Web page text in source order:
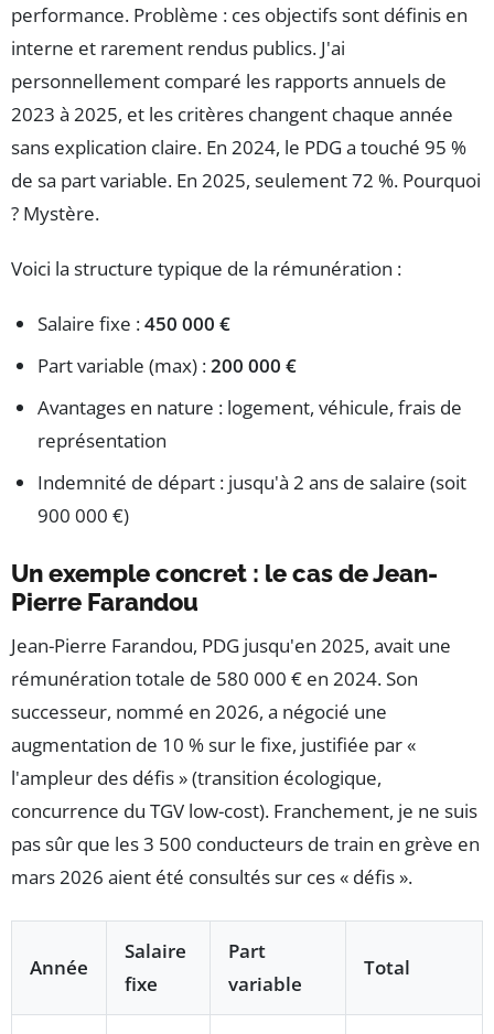
performance. Problème : ces objectifs sont définis en
interne et rarement rendus publics. J'ai
personnellement comparé les rapports annuels de
2023 à 2025, et les critères changent chaque année
sans explication claire. En 2024, le PDG a touché 95 %
de sa part variable. En 2025, seulement 72 %. Pourquoi
? Mystère.
Voici la structure typique de la rémunération :
Salaire fixe :450 000 €
Part variable (max) :200 000 €
Avantages en nature : logement, véhicule, frais de
représentation
Indemnité de départ : jusqu'à 2 ans de salaire (soit
900 000 €)
Un exemple concret : le cas de Jean-
Pierre Farandou
Jean-Pierre Farandou, PDG jusqu'en 2025, avait une
rémunération totale de 580 000 € en 2024. Son
successeur, nommé en 2026, a négocié une
augmentation de 10 % sur le fixe, justifiée par «
l'ampleur des défis » (transition écologique,
concurrence du TGV low-cost). Franchement, je ne suis
pas sûr que les 3 500 conducteurs de train en grève en
mars 2026 aient été consultés sur ces « défis ».
Année
Salaire
fixe
Part
variable
Total